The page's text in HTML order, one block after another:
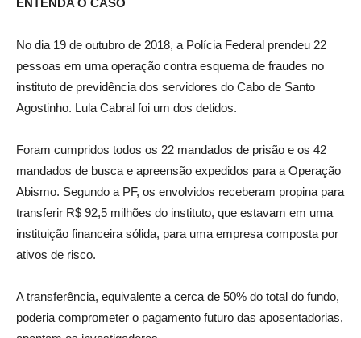
ENTENDA O CASO
No dia 19 de outubro de 2018, a Polícia Federal prendeu 22
pessoas em uma operação contra esquema de fraudes no
instituto de previdência dos servidores do Cabo de Santo
Agostinho. Lula Cabral foi um dos detidos.
Foram cumpridos todos os 22 mandados de prisão e os 42
mandados de busca e apreensão expedidos para a Operação
Abismo. Segundo a PF, os envolvidos receberam propina para
transferir R$ 92,5 milhões do instituto, que estavam em uma
instituição financeira sólida, para uma empresa composta por
ativos de risco.
A transferência, equivalente a cerca de 50% do total do fundo,
poderia comprometer o pagamento futuro das aposentadorias,